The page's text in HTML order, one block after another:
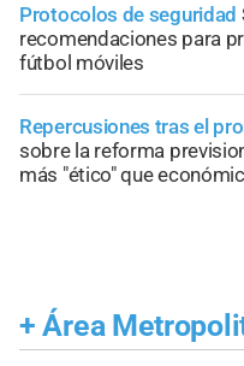
Protocolos de seguridad
recomendaciones para
fútbol móviles
Repercusiones tras el
sobre la reforma
más "ético" que
+ Área